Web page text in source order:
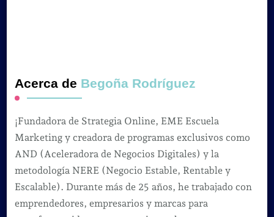
Acerca de Begoña Rodríguez
¡Fundadora de Strategia Online, EME Escuela
Marketing y creadora de programas exclusivos como
AND (Aceleradora de Negocios Digitales) y la
metodología NERE (Negocio Estable, Rentable y
Escalable). Durante más de 25 años, he trabajado con
emprendedores, empresarios y marcas para